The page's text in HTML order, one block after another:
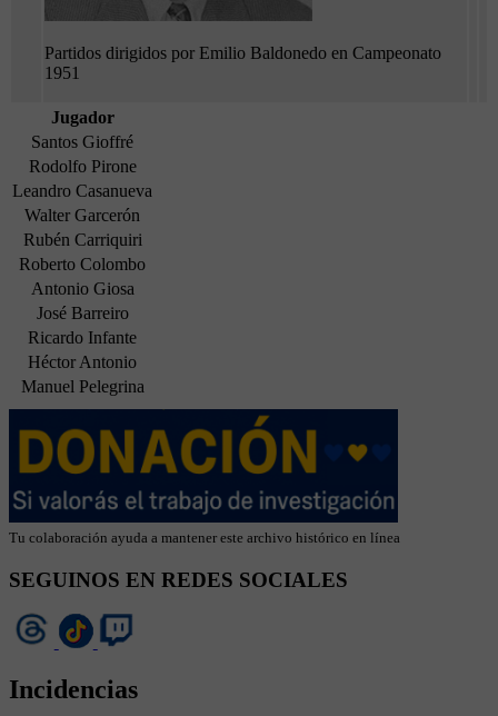
Partidos dirigidos por Emilio Baldonedo en Campeonato
1951
Jugador
Santos Gioffré
Rodolfo Pirone
Leandro Casanueva
Walter Garcerón
Rubén Carriquiri
Roberto Colombo
Antonio Giosa
José Barreiro
Ricardo Infante
Héctor Antonio
Manuel Pelegrina
Tu colaboración ayuda a mantener este archivo histórico en línea
SEGUINOS EN REDES SOCIALES
Incidencias